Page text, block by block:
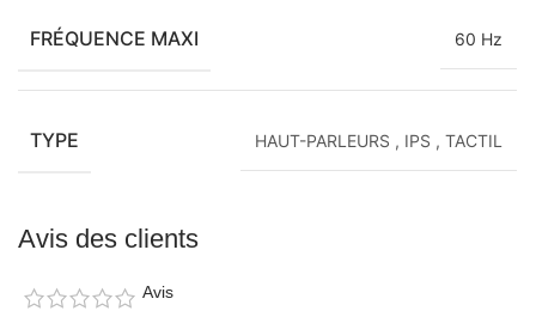
FRÉQUENCE MAXI 60 Hz
TYPE HAUT-PARLEURS , IPS , TACTIL
Avis des clients
Avis